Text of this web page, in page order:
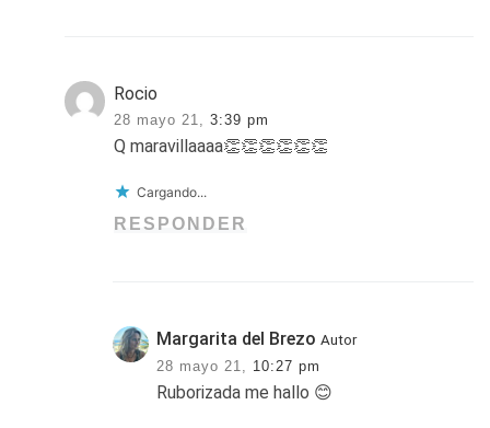
Rocio
28 mayo 21, 3:39 pm
Q maravillaaaa👏👏👏👏👏👏
Cargando...
RESPONDER
Margarita del Brezo Autor
28 mayo 21,
10:27 pm
Ruborizada me hallo 😊